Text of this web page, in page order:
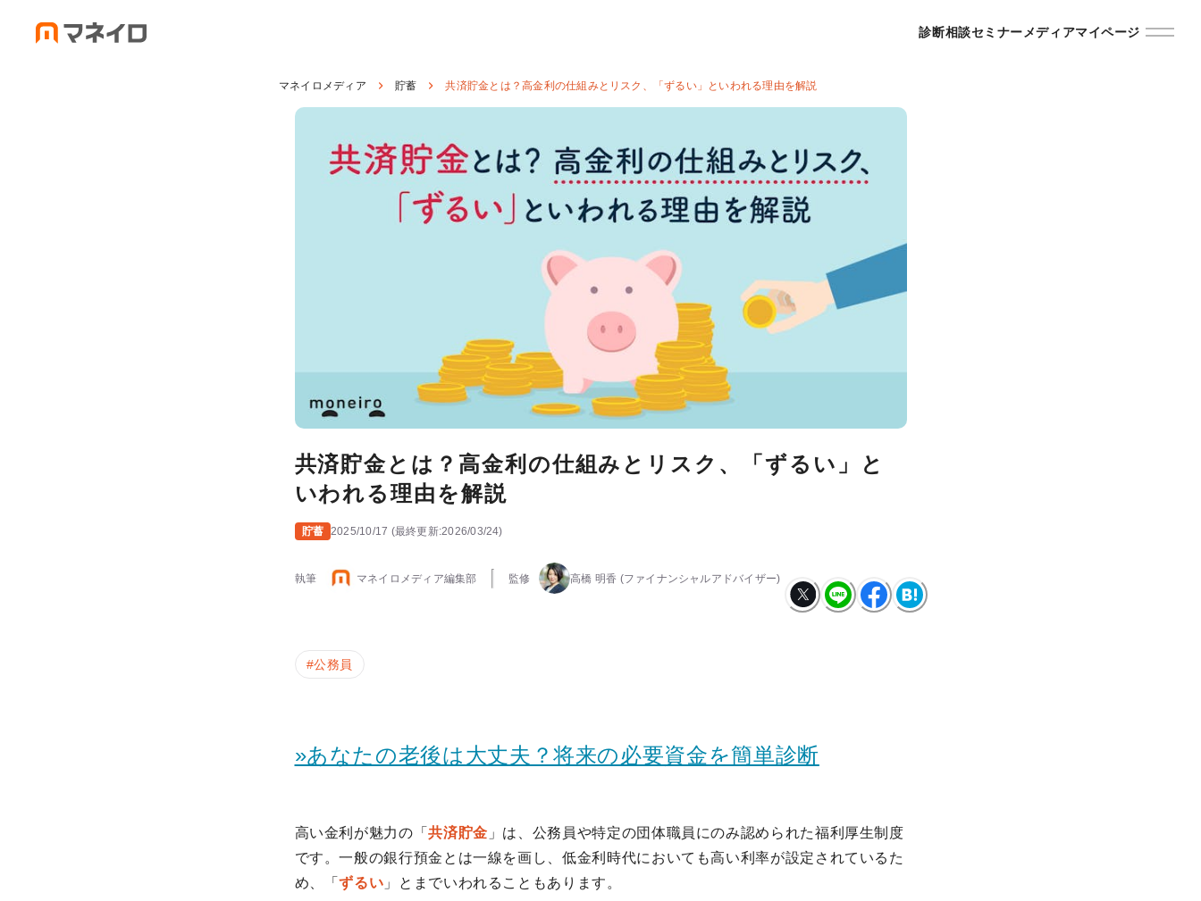
診断相談セミナーメディアマイページ
マネイロメディア 貯蓄 共済貯金とは？高金利の仕組みとリスク、「ずるい」といわれる理由を解説
共済貯金とは？高金利の仕組みとリスク、「ずるい」と
いわれる理由を解説
貯蓄 2025/10/17 (最終更新:2026/03/24)
執筆 マネイロメディア編集部 監修 高橋 明香 (ファイナンシャルアドバイザー)
#公務員
»あなたの老後は大丈夫？将来の必要資金を簡単診断
高い金利が魅力の「共済貯金 」は、公務員や特定の団体職員にのみ認められた福利厚生制度
です。一般の銀行預金とは一線を画し、低金利時代においても高い利率が設定されているた
め、「ずるい 」とまでいわれることもあります。